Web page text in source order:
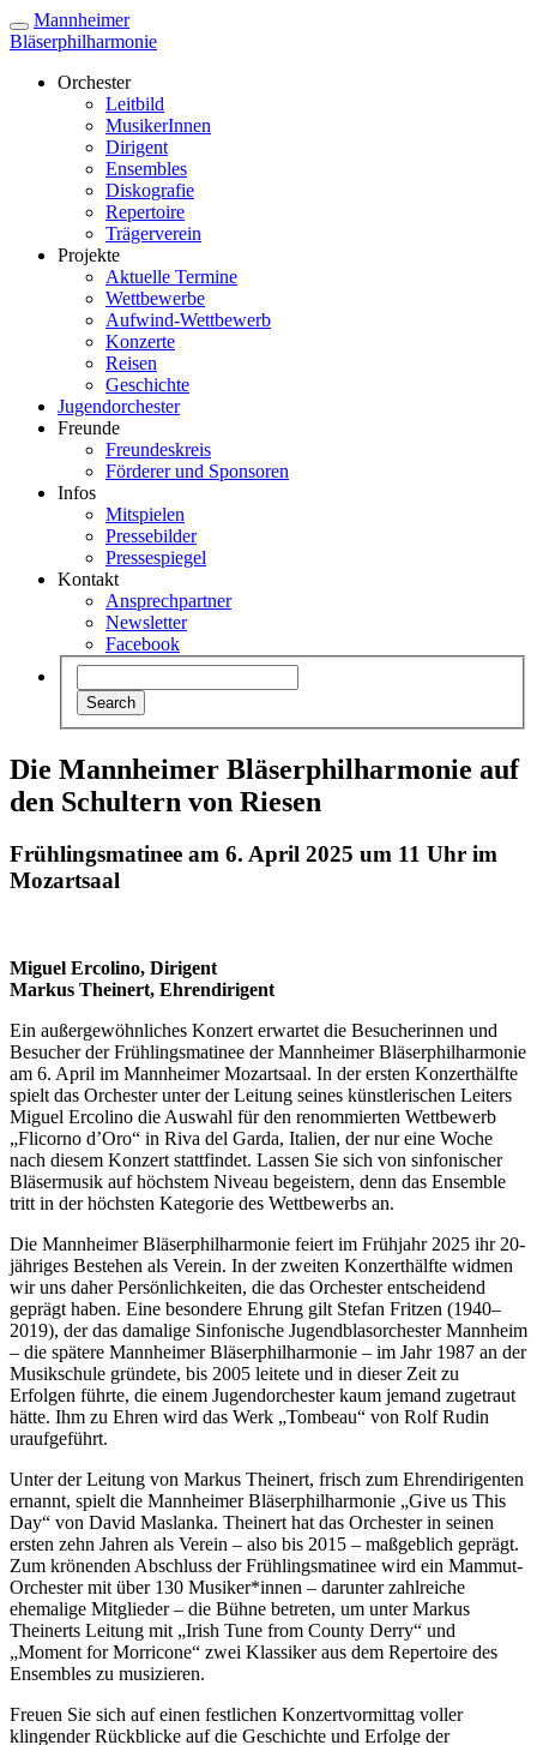
Mannheimer
Bläserphilharmonie
Orchester
Leitbild
MusikerInnen
Dirigent
Ensembles
Diskografie
Repertoire
Trägerverein
Projekte
Aktuelle Termine
Wettbewerbe
Aufwind-Wettbewerb
Konzerte
Reisen
Geschichte
Jugendorchester
Freunde
Freundeskreis
Förderer und Sponsoren
Infos
Mitspielen
Pressebilder
Pressespiegel
Kontakt
Ansprechpartner
Newsletter
Facebook
Die Mannheimer Bläserphilharmonie auf
den Schultern von Riesen
Frühlingsmatinee am 6. April 2025 um 11 Uhr im
Mozartsaal
Miguel Ercolino, Dirigent
Markus Theinert, Ehrendirigent
Ein außergewöhnliches Konzert erwartet die Besucherinnen und
Besucher der Frühlingsmatinee der Mannheimer Bläserphilharmonie
am 6. April im Mannheimer Mozartsaal. In der ersten Konzerthälfte
spielt das Orchester unter der Leitung seines künstlerischen Leiters
Miguel Ercolino die Auswahl für den renommierten Wettbewerb
„Flicorno d’Oro“ in Riva del Garda, Italien, der nur eine Woche
nach diesem Konzert stattfindet. Lassen Sie sich von sinfonischer
Bläsermusik auf höchstem Niveau begeistern, denn das Ensemble
tritt in der höchsten Kategorie des Wettbewerbs an.
Die Mannheimer Bläserphilharmonie feiert im Frühjahr 2025 ihr 20-
jähriges Bestehen als Verein. In der zweiten Konzerthälfte widmen
wir uns daher Persönlichkeiten, die das Orchester entscheidend
geprägt haben. Eine besondere Ehrung gilt Stefan Fritzen (1940–
2019), der das damalige Sinfonische Jugendblasorchester Mannheim
– die spätere Mannheimer Bläserphilharmonie – im Jahr 1987 an der
Musikschule gründete, bis 2005 leitete und in dieser Zeit zu
Erfolgen führte, die einem Jugendorchester kaum jemand zugetraut
hätte. Ihm zu Ehren wird das Werk „Tombeau“ von Rolf Rudin
uraufgeführt.
Unter der Leitung von Markus Theinert, frisch zum Ehrendirigenten
ernannt, spielt die Mannheimer Bläserphilharmonie „Give us This
Day“ von David Maslanka. Theinert hat das Orchester in seinen
ersten zehn Jahren als Verein – also bis 2015 – maßgeblich geprägt.
Zum krönenden Abschluss der Frühlingsmatinee wird ein Mammut-
Orchester mit über 130 Musiker*innen – darunter zahlreiche
ehemalige Mitglieder – die Bühne betreten, um unter Markus
Theinerts Leitung mit „Irish Tune from County Derry“ und
„Moment for Morricone“ zwei Klassiker aus dem Repertoire des
Ensembles zu musizieren.
Freuen Sie sich auf einen festlichen Konzertvormittag voller
klingender Rückblicke auf die Geschichte und Erfolge der